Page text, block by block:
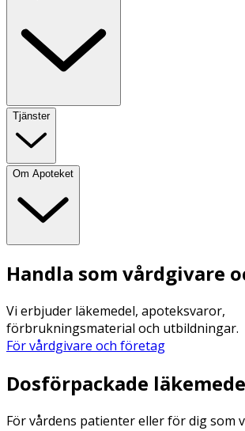
Tjänster
Om Apoteket
Handla som vårdgivare
Vi erbjuder läkemedel, apoteksvaror,
förbrukningsmaterial och utbildningar.
För vårdgivare och företag
Dosförpackade
För vårdens patienter eller för dig som